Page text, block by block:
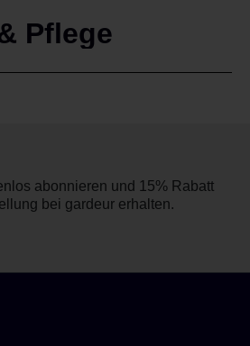
Pflege
abonnieren und 15% Rabatt
bei gardeur erhalten.